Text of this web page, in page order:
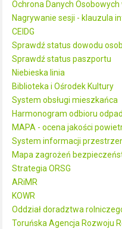
Ochrona Danych Osobowych
Nagrywanie sesji - klauzula
CEIDG
Sprawdź status dowodu
Sprawdź status paszportu
Niebieska linia
Biblioteka i Ośrodek Kultury
System obsługi mieszkańca
Harmonogram odbioru
MAPA - ocena jakości
System informacji
Mapa zagrożeń
Strategia ORSG
ARiMR
KOWR
Oddział doradztwa
Toruńska Agencja Rozwoju